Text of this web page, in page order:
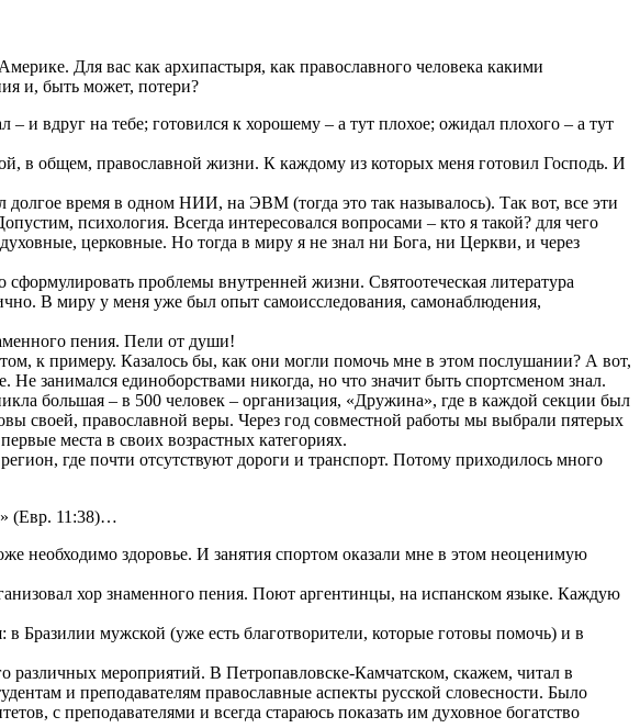
Для вас как архипастыря, как православного человека какими
и, быть может, потери?
вдруг на тебе; готовился к хорошему – а тут плохое; ожидал плохого – а тут
в общем, православной жизни. К каждому из которых меня готовил Господь. И
время в одном НИИ, на ЭВМ (тогда это так называлось). Так вот, все эти
психология. Всегда интересовался вопросами – кто я такой? для чего
церковные. Но тогда в миру я не знал ни Бога, ни Церкви, и через
проблемы внутренней жизни. Святоотеческая литература
В миру у меня уже был опыт самоисследования, самонаблюдения,
пения. Пели от души!
к примеру. Казалось бы, как они могли помочь мне в этом послушании? А вот,
занимался единоборствами никогда, но что значит быть спортсменом знал.
большая – в 500 человек – организация, «Дружина», где в каждой секции был
своей, православной веры. Через год совместной работы мы выбрали пятерых
места в своих возрастных категориях.
где почти отсутствуют дороги и транспорт. Потому приходилось много
(Евр. 11:38)…
необходимо здоровье. И занятия спортом оказали мне в этом неоценимую
хор знаменного пения. Поют аргентинцы, на испанском языке. Каждую
Бразилии мужской (уже есть благотворители, которые готовы помочь) и в
различных мероприятий. В Петропавловске-Камчатском, скажем, читал в
и преподавателям православные аспекты русской словесности. Было
с преподавателями и всегда стараюсь показать им духовное богатство